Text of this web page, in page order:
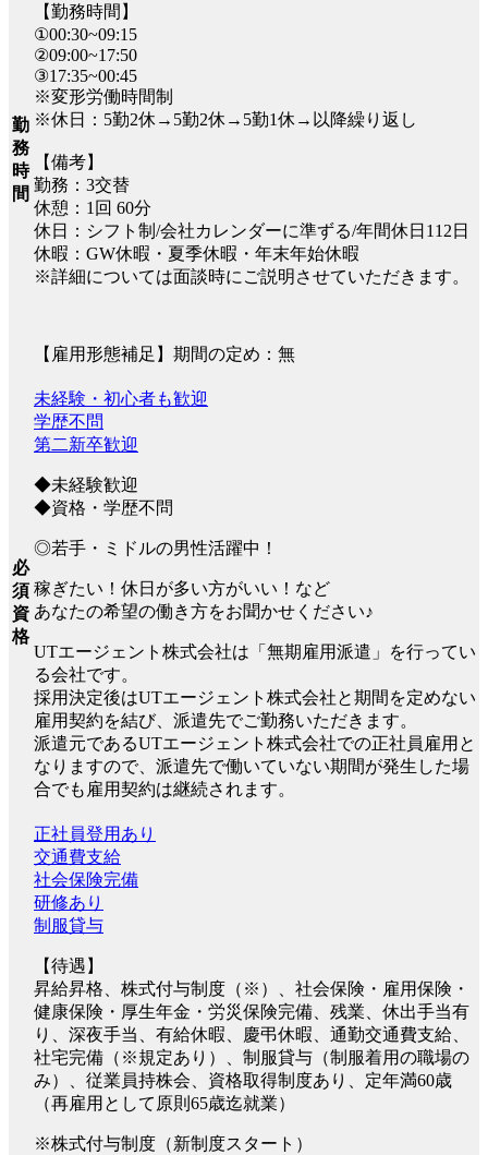
勤
務
時
間
【勤務時間】
①00:30~09:15
②09:00~17:50
③17:35~00:45
※変形労働時間制
※休日：5勤2休→5勤2休→5勤1休→以降繰り返し
【備考】
勤務：3交替
休憩：1回 60分
休日：シフト制/会社カレンダーに準ずる/年間休日112日
休暇：GW休暇・夏季休暇・年末年始休暇
※詳細については面談時にご説明させていただきます。
【雇用形態補足】期間の定め：無
必
須
資
格
未経験・初心者も歓迎
学歴不問
第二新卒歓迎
◆未経験歓迎
◆資格・学歴不問
◎若手・ミドルの男性活躍中！
稼ぎたい！休日が多い方がいい！など
あなたの希望の働き方をお聞かせください♪
UTエージェント株式会社は「無期雇用派遣」を行ってい
る会社です。
採用決定後はUTエージェント株式会社と期間を定めない
雇用契約を結び、派遣先でご勤務いただきます。
派遣元であるUTエージェント株式会社での正社員雇用と
なりますので、派遣先で働いていない期間が発生した場
合でも雇用契約は継続されます。
正社員登用あり
交通費支給
社会保険完備
研修あり
制服貸与
【待遇】
昇給昇格、株式付与制度（※）、社会保険・雇用保険・
健康保険・厚生年金・労災保険完備、残業、休出手当有
り、深夜手当、有給休暇、慶弔休暇、通勤交通費支給、
社宅完備（※規定あり）、制服貸与（制服着用の職場の
み）、従業員持株会、資格取得制度あり、定年満60歳
（再雇用として原則65歳迄就業）
※株式付与制度（新制度スタート）